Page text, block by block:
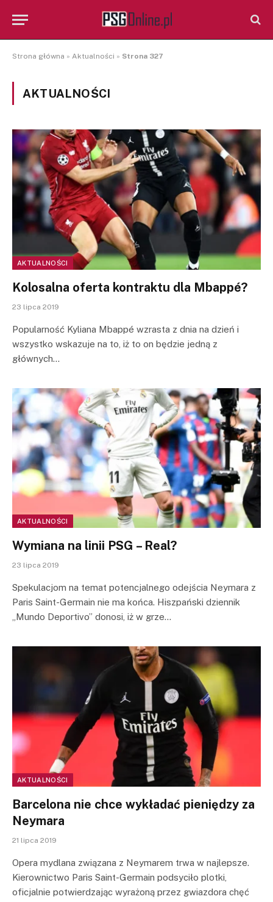
Strona główna » Aktualności » Strona 327
AKTUALNOŚCI
AKTUALNOŚCI
Kolosalna oferta kontraktu dla Mbappé?
23 lipca 2019
Popularność Kyliana Mbappé wzrasta z dnia na dzień i
wszystko wskazuje na to, iż to on będzie jedną z
głównych…
AKTUALNOŚCI
Wymiana na linii PSG – Real?
23 lipca 2019
Spekulacjom na temat potencjalnego odejścia Neymara z
Paris Saint-Germain nie ma końca. Hiszpański dziennik
„Mundo Deportivo” donosi, iż w grze…
AKTUALNOŚCI
Barcelona nie chce wykładać pieniędzy za
Neymara
21 lipca 2019
Opera mydlana związana z Neymarem trwa w najlepsze.
Kierownictwo Paris Saint-Germain podsyciło plotki,
oficjalnie potwierdzając wyrażoną przez gwiazdora chęć